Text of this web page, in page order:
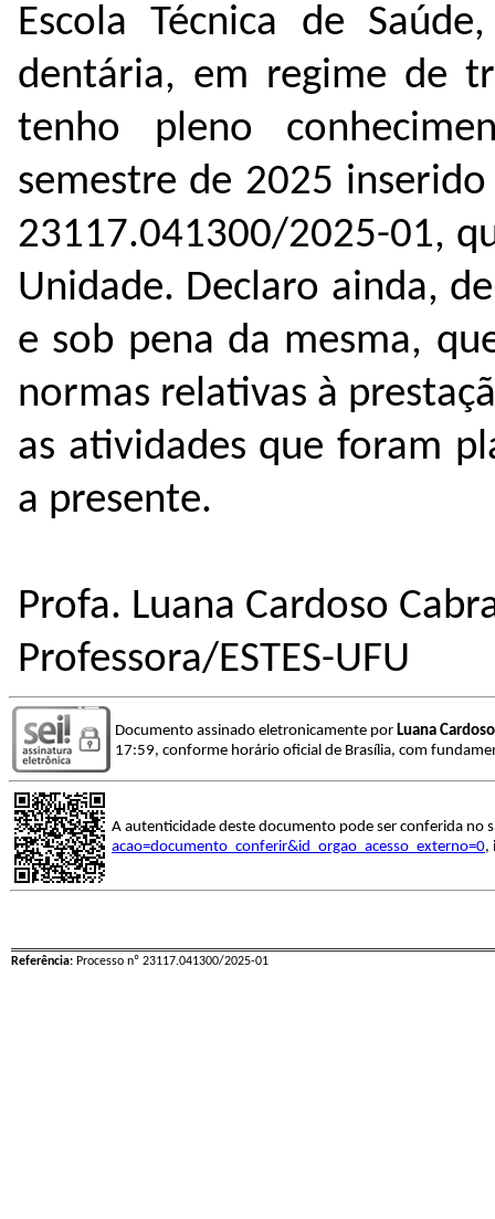
Escola Técnica de
dentária, em regime de
tenho pleno
semestre de 2025
23117.041300/2025-01,
Unidade. Declaro ainda,
e sob pena da mesma,
normas relativas à
as atividades que foram
a presente.
Profa. Luana Cardoso
Professora/ESTES-UFU
Documento assinado eletronicamente por Luana
17:59, conforme horário oficial de Brasília, com
A autenticidade deste documento pode ser conferida no
acao=documento_conferir&id_orgao_acesso_externo=0,
Referência: Processo nº 23117.041300/2025-01